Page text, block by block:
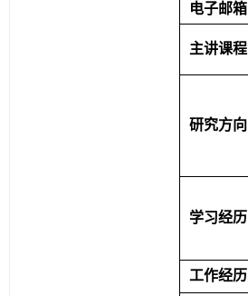
电子邮箱
主讲课程
研究方向
学习经历
工作经历